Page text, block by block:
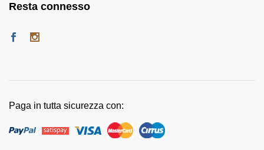
Resta connesso
Paga in tutta sicurezza con: